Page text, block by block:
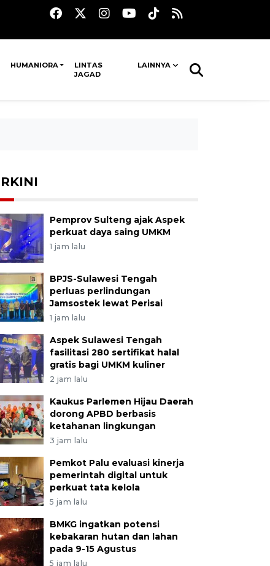
HUMANIORA
LINTAS
JAGAD
LAINNYA
Pemprov Sulteng ajak Aspek
perkuat daya saing UMKM
1 jam lalu
BPJS-Sulawesi Tengah
perluas perlindungan
Jamsostek lewat Perisai
1 jam lalu
Aspek Sulawesi Tengah
fasilitasi 280 sertifikat halal
gratis bagi UMKM kuliner
2 jam lalu
Kaukus Parlemen Hijau Daerah
dorong APBD berbasis
ketahanan lingkungan
3 jam lalu
Pemkot Palu evaluasi kinerja
pemerintah digital untuk
perkuat tata kelola
5 jam lalu
BMKG ingatkan potensi
kebakaran hutan dan lahan
pada 9-15 Agustus
5 jam lalu